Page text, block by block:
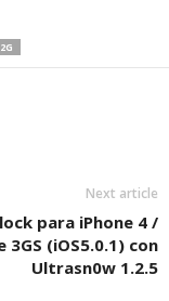
Next article
para iPhone 4 /
3GS (iOS5.0.1) con
Ultrasn0w 1.2.5